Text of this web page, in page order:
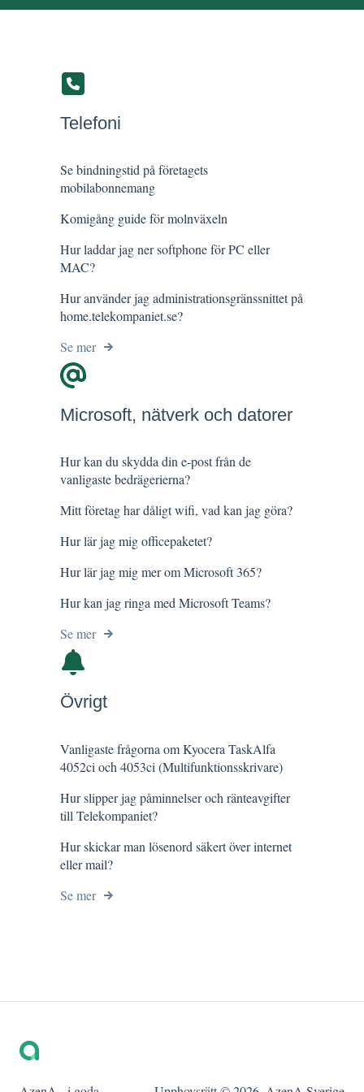
Telefoni
Se bindningstid på företagets
mobilabonnemang
Komigång guide för molnväxeln
Hur laddar jag ner softphone för PC eller
MAC?
Hur använder jag administrationsgränssnittet på
home.telekompaniet.se?
Se mer
Microsoft, nätverk och datorer
Hur kan du skydda din e-post från de
vanligaste bedrägerierna?
Mitt företag har dåligt wifi, vad kan jag göra?
Hur lär jag mig officepaketet?
Hur lär jag mig mer om Microsoft 365?
Hur kan jag ringa med Microsoft Teams?
Se mer
Övrigt
Vanligaste frågorna om Kyocera TaskAlfa
4052ci och 4053ci (Multifunktionsskrivare)
Hur slipper jag påminnelser och ränteavgifter
till Telekompaniet?
Hur skickar man lösenord säkert över internet
eller mail?
Se mer